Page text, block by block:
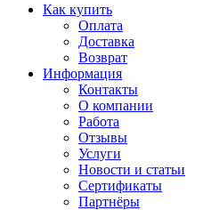
Как купить
Оплата
Доставка
Возврат
Информация
Контакты
О компании
Работа
Отзывы
Услуги
Новости и статьи
Сертификаты
Партнёры